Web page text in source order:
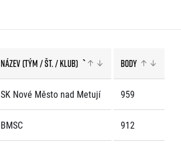
Název (tým / št. / klub) ` Body
SK Nové Město nad Metují 959
BMSC 912